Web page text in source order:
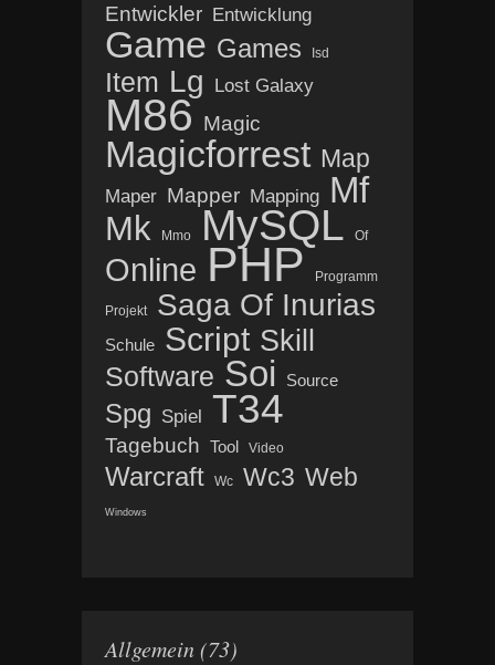
Entwickler Entwicklung
Game Games Isd
Item Lg Lost Galaxy
M86 Magic
Magicforrest Map
Maper Mapper Mapping Mf
Mk Mmo MySQL Of
Online PHP Programm
Projekt Saga Of Inurias
Schule Script Skill
Software Soi Source
Spg Spiel T34
Tagebuch Tool Video
Warcraft Wc Wc3 Web
Windows
Allgemein(73)